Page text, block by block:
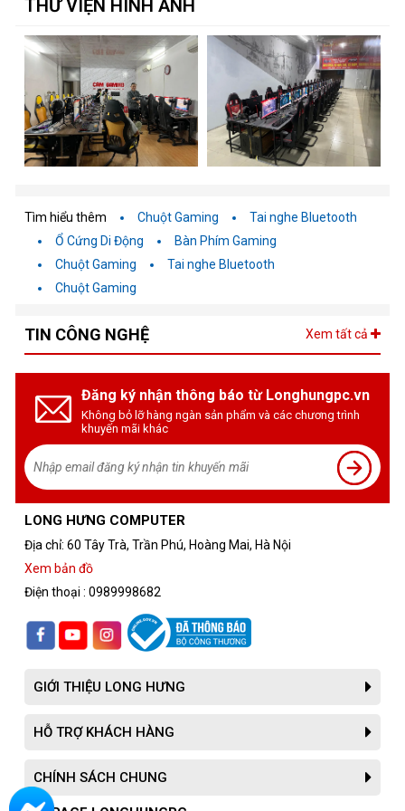
THƯ VIỆN HÌNH ẢNH
Tìm hiểu thêm Chuột Gaming
Tai nghe Bluetooth
Ổ Cứng Di Động
Bàn Phím Gaming
Chuột Gaming
Tai nghe Bluetooth
Chuột Gaming
TIN CÔNG NGHỆ Xem tất cả
Đăng ký nhận thông báo từ Longhungpc.vn
Không bỏ lỡ hàng ngàn sản phẩm và các chương trình
khuyến mãi khác
LONG HƯNG COMPUTER
Địa chỉ: 60 Tây Trà, Trần Phú, Hoàng Mai, Hà Nội
Xem bản đồ
Điện thoại : 0989998682
GIỚI THIỆU LONG HƯNG
HỖ TRỢ KHÁCH HÀNG
CHÍNH SÁCH CHUNG